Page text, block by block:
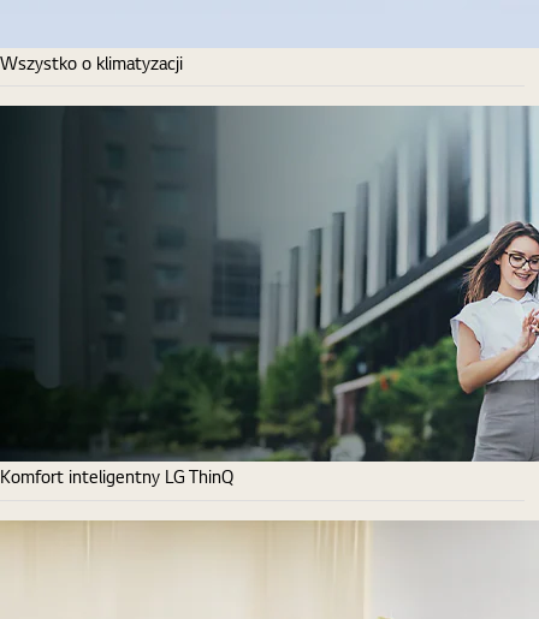
Wszystko o klimatyzacji
Komfort inteligentny LG ThinQ